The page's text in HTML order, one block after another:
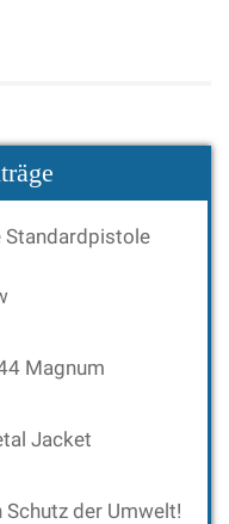
Standardpistole
Magnum
Jacket
Schutz der Umwelt!